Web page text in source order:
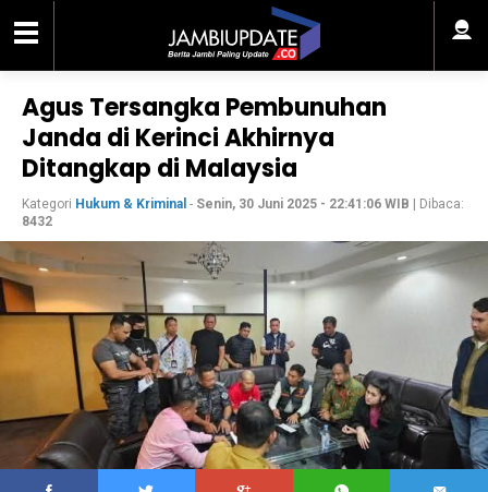
Agus Tersangka Pembunuhan
Janda di Kerinci Akhirnya
Ditangkap di Malaysia
Kategori Hukum & Kriminal - Senin, 30 Juni 2025 - 22:41:06 WIB | Dibaca:
8432